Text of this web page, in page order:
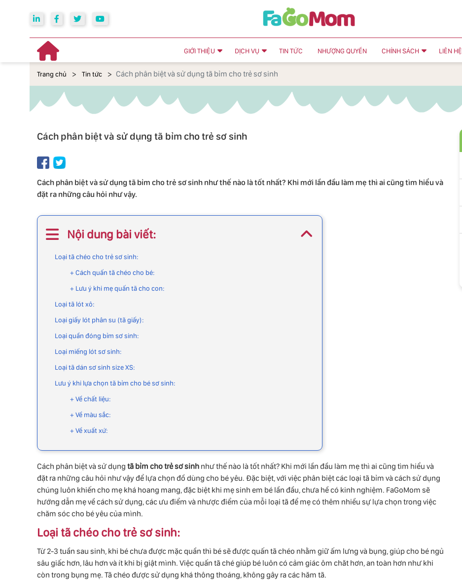
GIỚI THIỆU DỊCH VỤ TIN TỨC NHƯỢNG QUYỀN CHÍNH SÁCH LIÊN HỆ
Trang chủ Tin tức Cách phân biệt và sử dụng tã bỉm cho trẻ sơ sinh
Cách phân biệt và sử dụng tã bỉm cho trẻ sơ sinh
Cách phân biệt và sử dụng tã bỉm cho trẻ sơ sinh như thế nào là tốt nhất? Khi mới lần đầu làm mẹ thì ai cũng tìm hiểu và
đặt ra những câu hỏi như vậy.
Nội dung bài viết:
Loại tã chéo cho trẻ sơ sinh:
+ Cách quấn tã chéo cho bé:
+ Lưu ý khi mẹ quấn tã cho con:
Loại tã lót xô:
Loại giấy lót phân su (tã giấy):
Loại quần đóng bỉm sơ sinh:
Loại miếng lót sơ sinh:
Loại tã dán sơ sinh size XS:
Lưu ý khi lựa chọn tã bỉm cho bé sơ sinh:
+ Về chất liệu:
+ Về màu sắc:
+ Về xuất xứ:
Cách phân biệt và sử dụng tã bỉm cho trẻ sơ sinh như thế nào là tốt nhất? Khi mới lần đầu làm mẹ thì ai cũng tìm hiểu và
đặt ra những câu hỏi như vậy để lựa chọn đồ dùng cho bé yêu. Đặc biệt, với việc phân biệt các loại tã bỉm và cách sử dụng
chúng luôn khiến cho mẹ khá hoang mang, đặc biệt khi mẹ sinh em bé lần đầu, chưa hề có kinh nghiệm. FaGoMom sẽ
hướng dẫn mẹ về cách sử dụng, các ưu điểm và nhược điểm của mỗi loại tã để mẹ có thêm nhiều sự lựa chọn trong việc
chăm sóc cho bé yêu của mình.
Loại tã chéo cho trẻ sơ sinh:
Từ 2-3 tuần sau sinh, khi bé chưa được mặc quần thì bé sẽ được quấn tã chéo nhằm giữ ấm lưng và bụng, giúp cho bé ngủ
sâu giấc hơn, lâu hơn và ít khi bị giật mình. Việc quấn tã ché giúp bé luôn có cảm giác ôm chăt hơn, an toàn hơn như khi
còn trong bụng mẹ. Tã chéo được sử dụng khá thông thoáng, không gây ra các hăm tã.